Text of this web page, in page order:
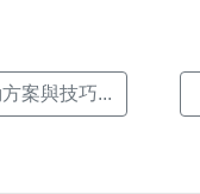
案與技巧...